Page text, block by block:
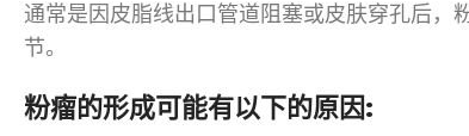
通常是因皮脂线出口管道阻塞或皮肤穿孔后，
节。
粉瘤的形成可能有以下的原因: